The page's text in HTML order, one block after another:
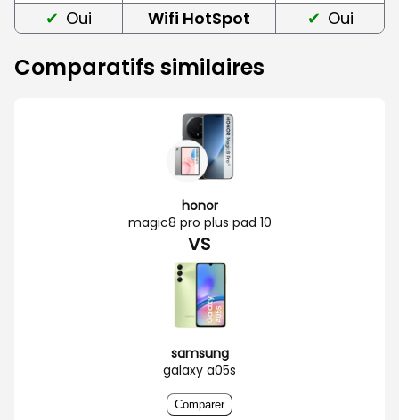
Oui
Wifi HotSpot Oui
Comparatifs similaires
honor
magic8 pro plus pad 10
VS
samsung
galaxy a05s
Comparer